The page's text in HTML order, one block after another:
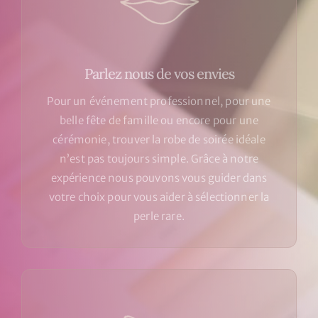
Parlez nous de vos envies
Pour un événement professionnel, pour une
belle fête de famille ou encore pour une
cérémonie, trouver la robe de soirée idéale
n’est pas toujours simple. Grâce à notre
expérience nous pouvons vous guider dans
votre choix pour vous aider à sélectionner la
perle rare.